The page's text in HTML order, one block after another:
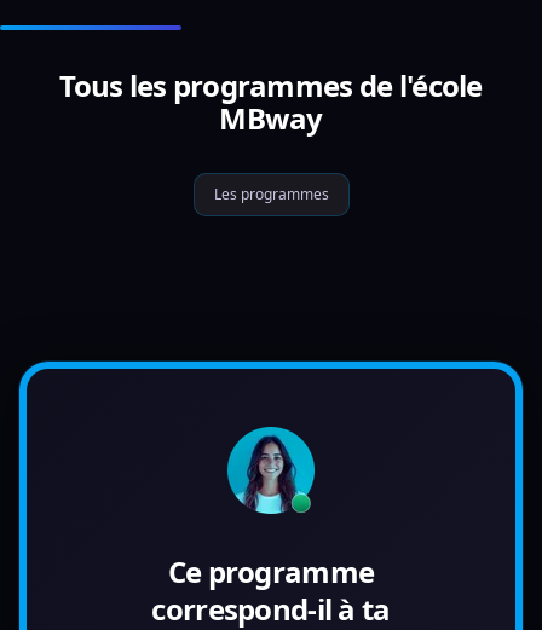
Tous les programmes de l'école
MBway
Les programmes
Ce programme
correspond-il à ta